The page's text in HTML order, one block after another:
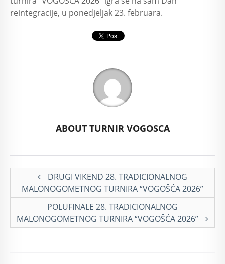
reintegracije, u ponedjeljak 23. februara.
ABOUT TURNIR VOGOSCA
DRUGI VIKEND 28. TRADICIONALNOG
MALONOGOMETNOG TURNIRA “VOGOŠĆA 2026”
POLUFINALE 28. TRADICIONALNOG
MALONOGOMETNOG TURNIRA “VOGOŠĆA 2026”